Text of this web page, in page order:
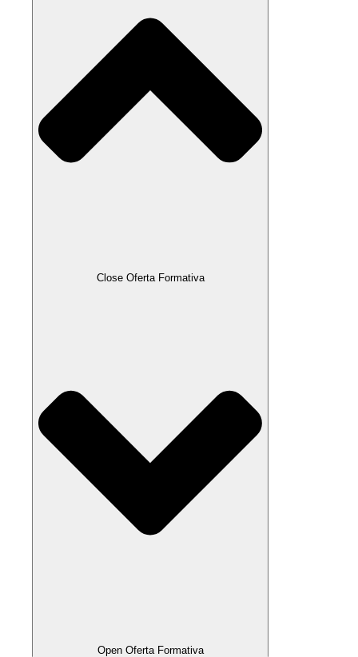
Close Oferta Formativa
Open Oferta Formativa